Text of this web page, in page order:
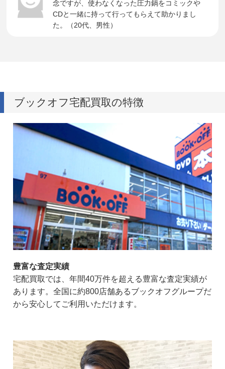
念ですが、使わなくなった圧力鍋をコミックや
CDと一緒に持って行ってもらえて助かりまし
た。（20代、男性）
ブックオフ宅配買取の特徴
豊富な査定実績
宅配買取では、年間40万件を超える豊富な査定実績が
あります。全国に約800店舗あるブックオフグループだ
から安心してご利用いただけます。